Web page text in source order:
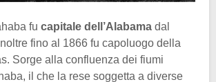
fu capitale dell’Alabama dal
fino al 1866 fu capoluogo della
Sorge alla confluenza dei fiumi
il che la rese soggetta a diverse